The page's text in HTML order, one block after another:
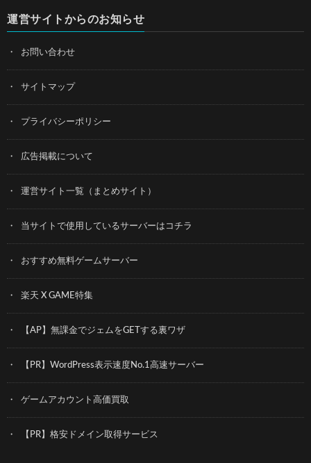
運営サイトからのお知らせ
お問い合わせ
サイトマップ
プライバシーポリシー
広告掲載について
運営サイト一覧（まとめサイト）
当サイトで使用しているサーバーはコチラ
おすすめ無料ゲームサーバー
楽天 X GAME特集
【AP】無課金でジェムをGETする裏ワザ
【PR】WordPress表示速度No.1高速サーバー
ゲームアカウント高価買取
【PR】格安ドメイン取得サービス